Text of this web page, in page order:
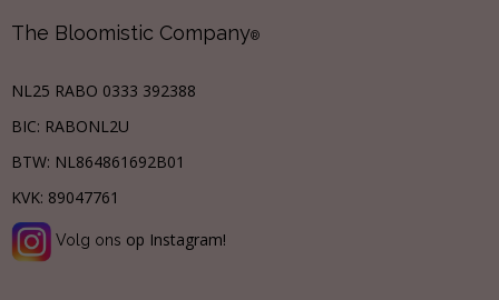
The Bloomistic Company®
NL25 RABO 0333 392388
BIC: RABONL2U
BTW: NL864861692B01
KVK: 89047761
Volg ons op Instagram!